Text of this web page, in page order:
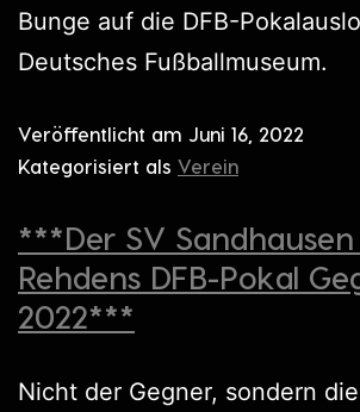
Bunge auf die DFB-
Deutsches Fußballmuseum.
Veröffentlicht am Juni 16, 2022
Kategorisiert als Verein
***Der SV
Rehdens DFB-Pokal
2022***
Nicht der Gegner, sondern